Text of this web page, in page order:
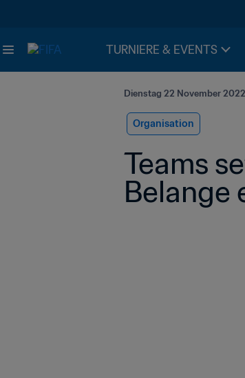
TURNIERE & EVENTS
Dienstag 22 November
Organisation
Teams
Belange